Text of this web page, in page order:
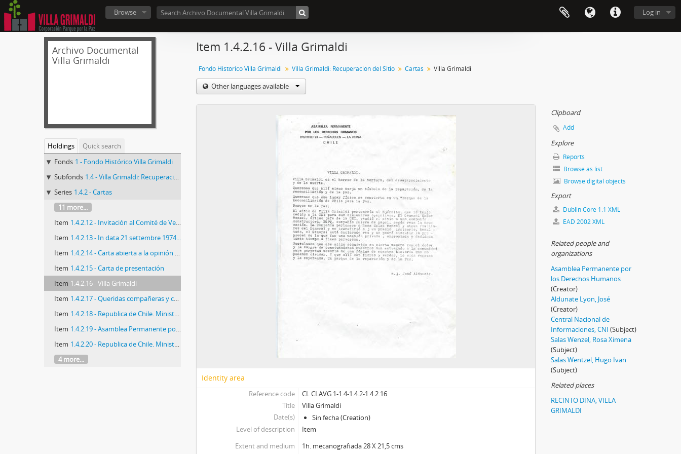
Log in
Browse
Archivo Documental
Villa Grimaldi
Holdings
Quick search
Fonds 1 - Fondo Histórico Villa Grimaldi
Subfonds 1.4 - Villa Grimaldi: Recuperación del Sitio
Series 1.4.2 - Cartas
11 more...
Item 1.4.2.12 - Invitación al Comité de Vecinos del Distrito 24 (La Reina y Peñalolén) Por Verdad y Justicia en “Villa Grimaldi"
Item 1.4.2.13 - In data 21 settembre 1974...
Item 1.4.2.14 - Carta abierta a la opinión pública
Item 1.4.2.15 - Carta de presentación
Item 1.4.2.16 - Villa Grimaldi
Item 1.4.2.17 - Queridas compañeras y compañeros
Item 1.4.2.18 - Republica de Chile. Ministerio de Bienes Nacionales
Item 1.4.2.19 - Asamblea Permanente por los Derechos Humanos
Item 1.4.2.20 - Republica de Chile. Ministerio del Interior
4 more...
Item 1.4.2.16 - Villa Grimaldi
Fondo Histórico Villa Grimaldi Villa Grimaldi: Recuperación del Sitio Cartas Villa Grimaldi
Other languages available
Identity area
Reference code
CL CLAVG 1-1.4-1.4.2-1.4.2.16
Title
Villa Grimaldi
Date(s)
Sin fecha (Creation)
Level of description
Item
Extent and medium
1h. mecanografiada 28 X 21,5 cms
Clipboard
Add
Explore
Reports
Browse as list
Browse digital objects
Export
Dublin Core 1.1 XML
EAD 2002 XML
Related people and
organizations
Asamblea Permanente por
los Derechos Humanos
(Creator)
Aldunate Lyon, José
(Creator)
Central Nacional de
Informaciones, CNI (Subject)
Salas Wenzel, Rosa Ximena
(Subject)
Salas Wentzel, Hugo Ivan
(Subject)
Related places
RECINTO DINA, VILLA
GRIMALDI